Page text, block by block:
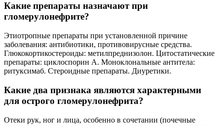
Какие препараты назначают при
гломерулонефрите?
Этиотропные препараты при установленной причине
заболевания: антибиотики, противовирусные средства.
Глюкокортикостероиды: метилпреднизолон. Цитостатические
препараты: циклоспорин А. Моноклональные антитела:
ритуксимаб. Стероидные препараты. Диуретики.
Какие два признака являются характерными
для острого гломерулонефрита?
Отеки рук, ног и лица, особенно в сочетании (почечные